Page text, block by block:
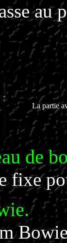
La partie
de
fixe